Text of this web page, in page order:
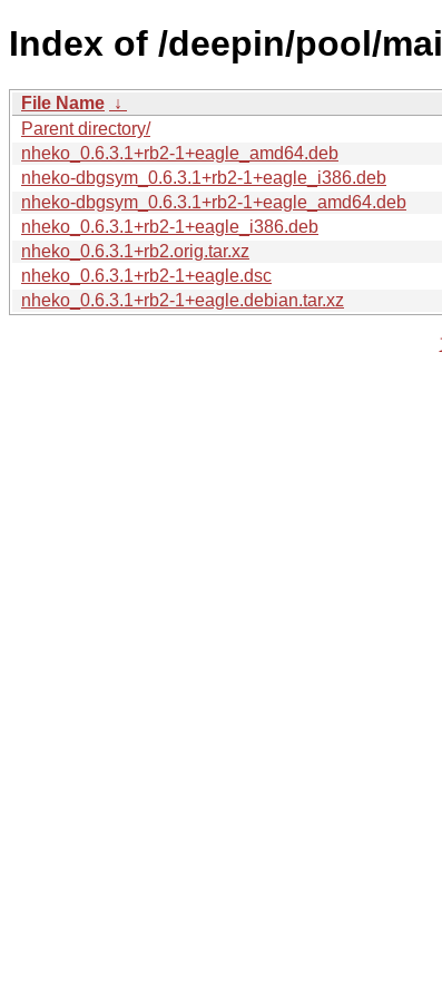
Index of /deepin/pool/
File Name ↓
Parent directory/
nheko_0.6.3.1+rb2-1+eagle_amd64.deb
nheko-dbgsym_0.6.3.1+rb2-1+eagle_i386.deb
nheko-dbgsym_0.6.3.1+rb2-1+eagle_amd64.deb
nheko_0.6.3.1+rb2-1+eagle_i386.deb
nheko_0.6.3.1+rb2.orig.tar.xz
nheko_0.6.3.1+rb2-1+eagle.dsc
nheko_0.6.3.1+rb2-1+eagle.debian.tar.xz